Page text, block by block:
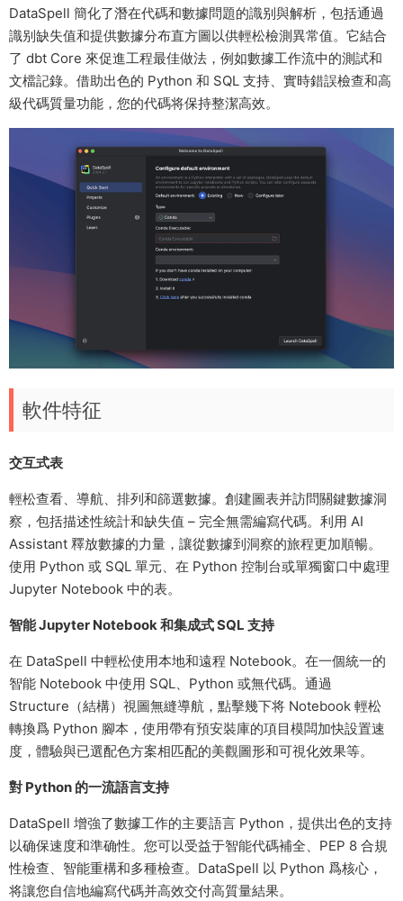
DataSpell 簡化了潛在代碼和數據問題的識别與解析，包括通過
識别缺失值和提供數據分布直方圖以供輕松檢測異常值。它結合
了 dbt Core 來促進工程最佳做法，例如數據工作流中的測試和
文檔記錄。借助出色的 Python 和 SQL 支持、實時錯誤檢查和高
級代碼質量功能，您的代碼将保持整潔高效。
軟件特征
交互式表
輕松查看、導航、排列和篩選數據。創建圖表并訪問關鍵數據洞
察，包括描述性統計和缺失值 – 完全無需編寫代碼。利用 AI
Assistant 釋放數據的力量，讓從數據到洞察的旅程更加順暢。
使用 Python 或 SQL 單元、在 Python 控制台或單獨窗口中處理
Jupyter Notebook 中的表。
智能 Jupyter Notebook 和集成式 SQL 支持
在 DataSpell 中輕松使用本地和遠程 Notebook。在一個統一的
智能 Notebook 中使用 SQL、Python 或無代碼。通過
Structure（結構）視圖無縫導航，點擊幾下将 Notebook 輕松
轉換爲 Python 腳本，使用帶有預安裝庫的項目模闆加快設置速
度，體驗與已選配色方案相匹配的美觀圖形和可視化效果等。
對 Python 的一流語言支持
DataSpell 增強了數據工作的主要語言 Python，提供出色的支持
以确保速度和準确性。您可以受益于智能代碼補全、PEP 8 合規
性檢查、智能重構和多種檢查。DataSpell 以 Python 爲核心，
将讓您自信地編寫代碼并高效交付高質量結果。